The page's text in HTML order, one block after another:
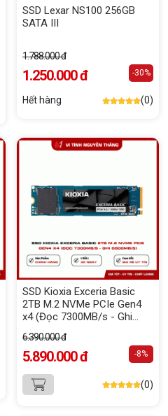
SSD Lexar NS100 256GB
SATA III
1.788.000 đ
1.250.000 đ -30%
Hết hàng (0)
SSD Kioxia Exceria Basic
2TB M.2 NVMe PCIe Gen4
x4 (Đọc 7300MB/s - Ghi
6.390.000 đ
5.890.000 đ -8%
(0)